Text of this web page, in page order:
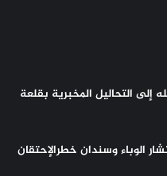
إلى التحاليل المخبرية بقلعة
الوباء وسندان خطرالإحتقان